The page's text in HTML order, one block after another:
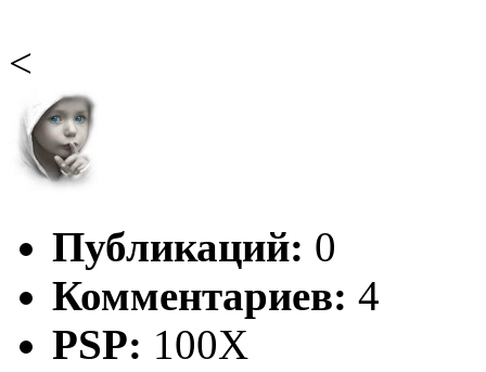
<
Публикаций: 0
Комментариев: 4
PSP: 100X